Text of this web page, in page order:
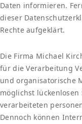
Daten informieren.
dieser
Rechte aufgeklärt.
Die Firma Michael
für die Verarbeitung
und organisatorische
möglichst
verarbeiteten
Dennoch können